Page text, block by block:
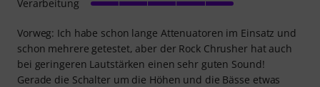
Vorweg: Ich habe schon lange Attenuatoren im Einsatz und
schon mehrere getestet, aber der Rock Chrusher hat auch
bei geringeren Lautstärken einen sehr guten Sound!
Gerade die Schalter um die Höhen und die Bässe etwas
Verarbeitung